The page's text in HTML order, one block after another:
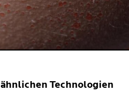
Technologien